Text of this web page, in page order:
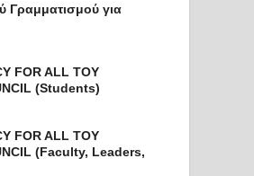
Γραμματισμού για
FOR ALL ΤΟΥ
(Students)
FOR ALL ΤΟΥ
(Faculty, Leaders,